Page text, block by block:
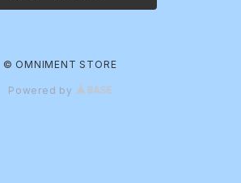
© OMNIMENT STORE
Powered by